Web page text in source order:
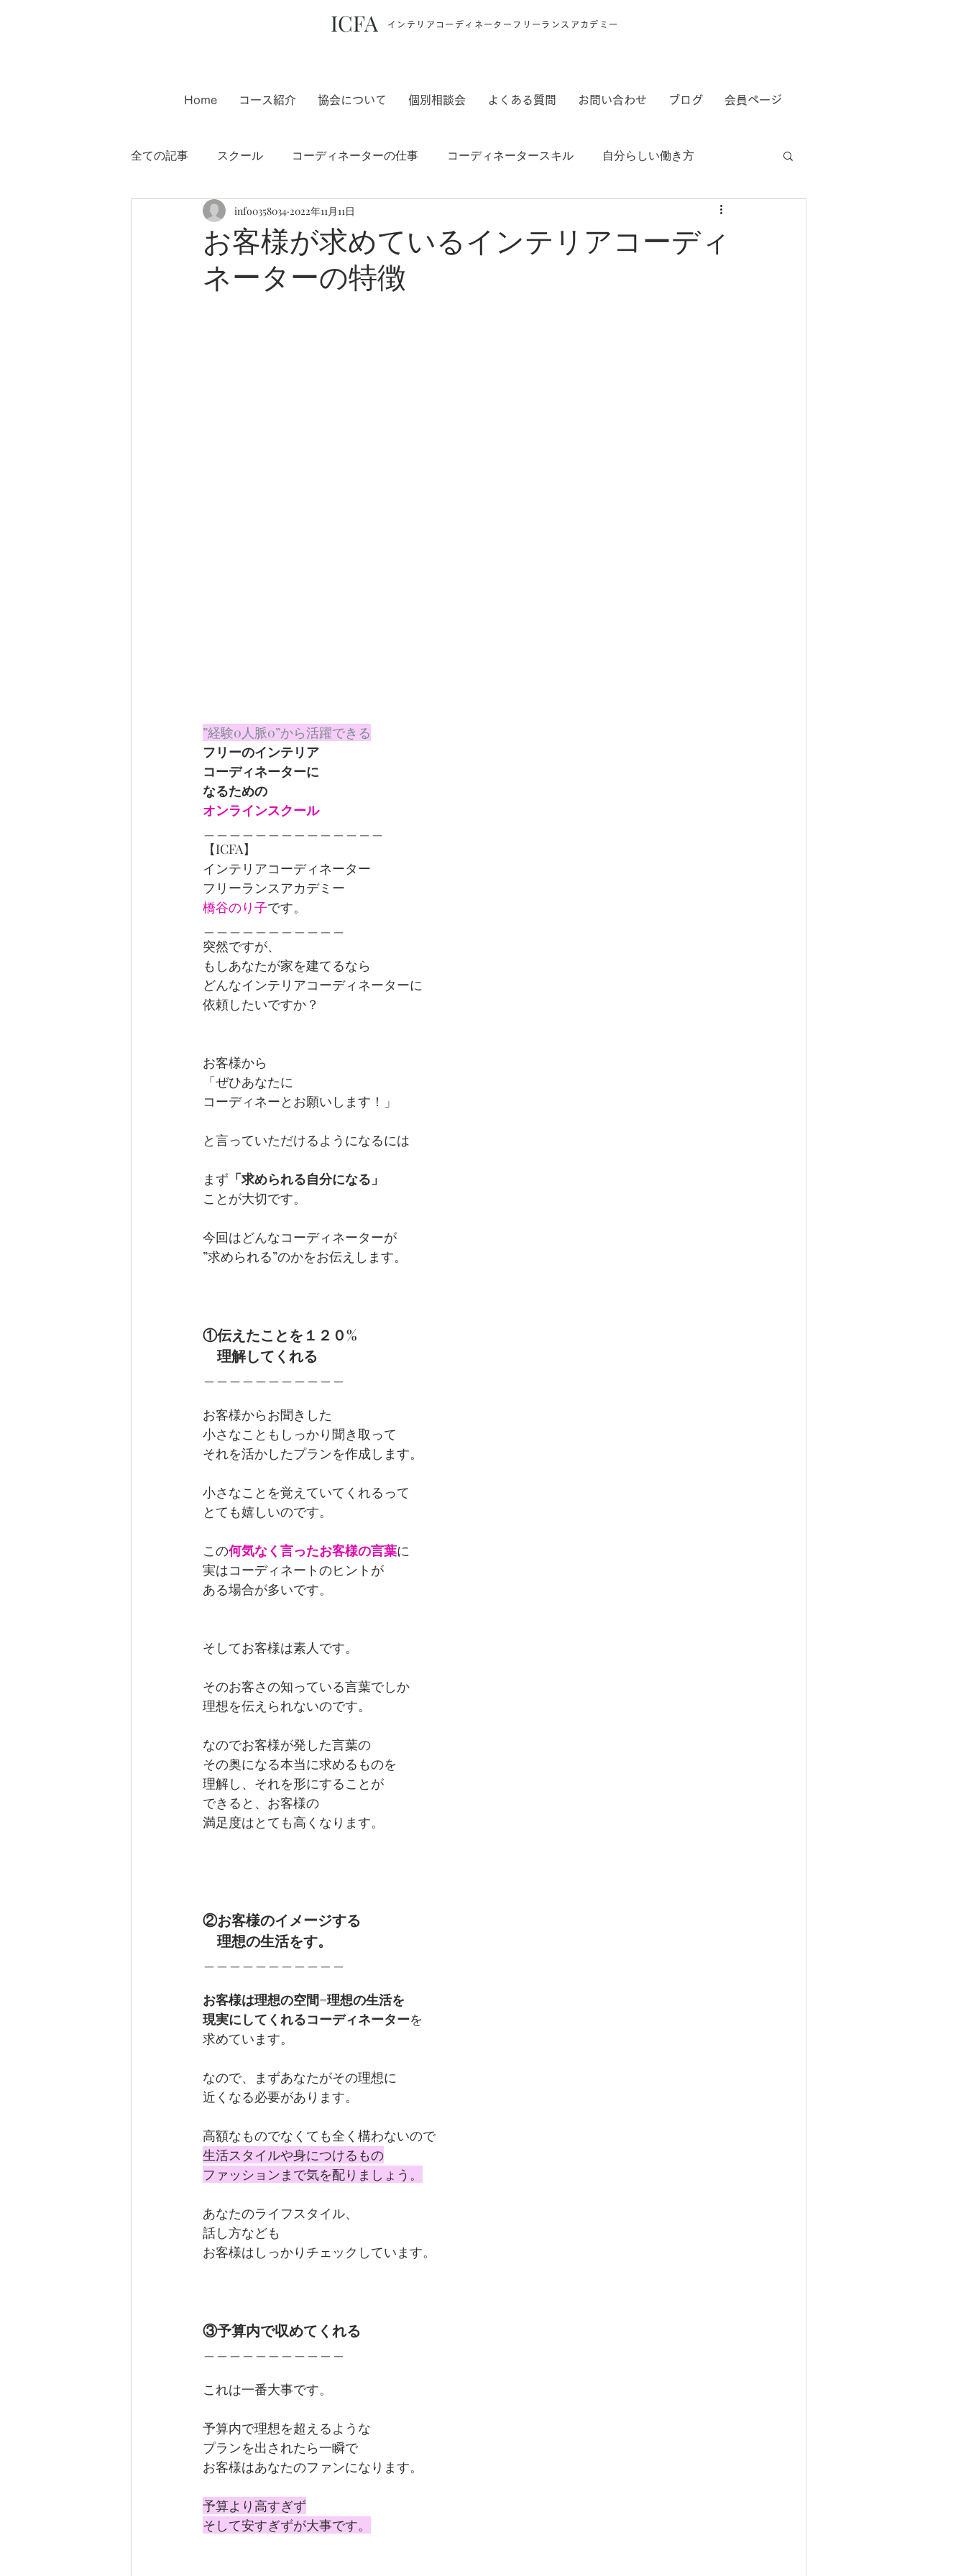
ICFA インテリアコーディネーターフリーランスアカデミー
Home コース紹介 協会について 個別相談会 よくある質問 お問い合わせ ブログ 会員ページ
全ての記事 スクール コーディネーターの仕事 コーディネータースキル 自分らしい働き方
インテリアコーディネーター ご案内
お客様が求めているインテリアコーディ
ネーターの特徴
info0358034 2022年11月11日
”経験0人脈0”から活躍できる
フリーのインテリア
コーディネーターに
なるための
オンラインスクール
【ICFA】
インテリアコーディネーター
フリーランスアカデミー
橋谷のり子です。
突然ですが、
もしあなたが家を建てるなら
どんなインテリアコーディネーターに
依頼したいですか？
お客様から
「ぜひあなたに
コーディネーとお願いします！」
と言っていただけるようになるには
まず 「求められる自分になる」
ことが大切です。
今回はどんなコーディネーターが
”求められる”のかをお伝えします。
①伝えたことを１２０%
理解してくれる
お客様からお聞きした
小さなこともしっかり聞き取って
それを活かしたプランを作成します。
小さなことを覚えていてくれるって
とても嬉しいのです。
この何気なく言ったお客様の言葉に
実はコーディネートのヒントが
ある場合が多いです。
そしてお客様は素人です。
そのお客さの知っている言葉でしか
理想を伝えられないのです。
なのでお客様が発した言葉の
その奥になる本当に求めるものを
理解し、それを形にすることが
できると、お客様の
満足度はとても高くなります。
②お客様のイメージする
理想の生活をす。
お客様は理想の空間=理想の生活を
現実にしてくれるコーディネーターを
求めています。
なので、まずあなたがその理想に
近くなる必要があります。
高額なものでなくても全く構わないので
生活スタイルや身につけるもの
ファッションまで気を配りましょう。
あなたのライフスタイル、
話し方なども
お客様はしっかりチェックしています。
③予算内で収めてくれる
これは一番大事です。
予算内で理想を超えるような
プランを出されたら一瞬で
お客様はあなたのファンになります。
予算より高すぎず
そして安すぎずが大事です。